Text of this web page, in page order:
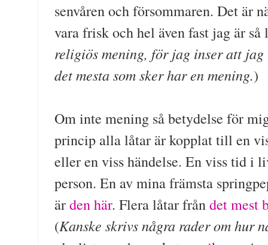
senvåren och försommaren. Det är
vara frisk och hel även fast jag är
religiös mening, för jag inser att
det mesta som sker har en mening.)
Om inte mening så betydelse för
princip alla låtar är kopplat till en
eller en viss händelse. En viss tid i
person. En av mina främsta
ärden här. Flera låtar fråndet mest
(Kanske skrivs några rader om hur